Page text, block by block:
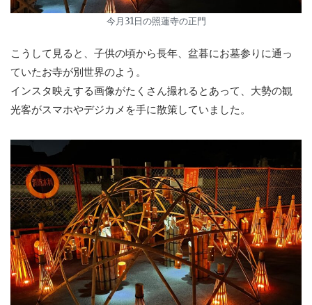
今月31日の照蓮寺の正門
こうして見ると、子供の頃から長年、盆暮にお墓参りに通っ
ていたお寺が別世界のよう。
インスタ映えする画像がたくさん撮れるとあって、大勢の観
光客がスマホやデジカメを手に散策していました。